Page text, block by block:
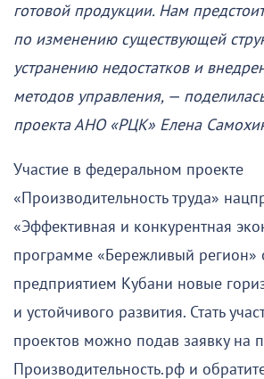
готовой продукции. Нам
по изменению существующей
устранению недостатков и
методов управления, —
проекта АНО «РЦК» Елена
Участие в федеральном проекте
«Производительность труда»
«Эффективная и конкурентная
программе «Бережливый регион»
предприятием Кубани новые
и устойчивого развития. Стать
проектов можно подав заявку на
Производительность.рф и